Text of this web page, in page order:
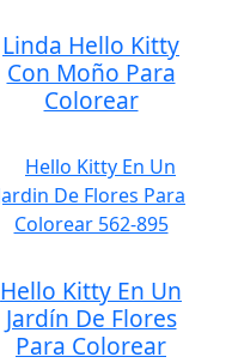
Linda Hello Kitty
Con Moño Para
Colorear
Hello Kitty En Un
Jardín De Flores
Para Colorear